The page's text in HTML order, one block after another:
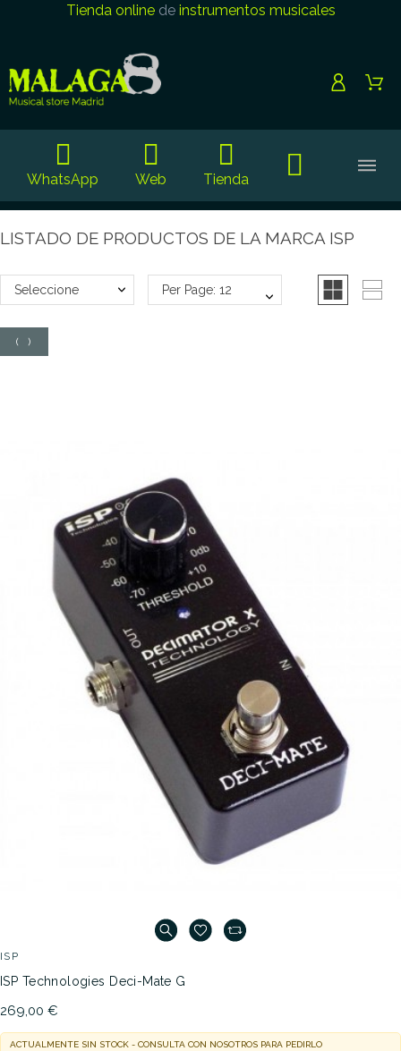
Tienda onlinede instrumentos musicales
WhatsApp Web Tienda
LISTADO DE PRODUCTOS DE LA MARCA ISP
Seleccione
( )
Per Page: 12
ISP
ISP Technologies Deci-Mate G
269,00 €
ACTUALMENTE SIN STOCK - CONSULTA CON NOSOTROS PARA PEDIRLO